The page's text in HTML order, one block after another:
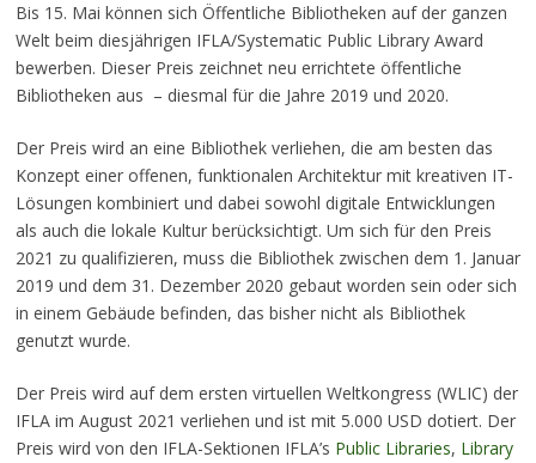
Bis 15. Mai können sich Öffentliche Bibliotheken auf der ganzen
Welt beim diesjährigen IFLA/Systematic Public Library Award
bewerben. Dieser Preis zeichnet neu errichtete öffentliche
Bibliotheken aus – diesmal für die Jahre 2019 und 2020.
Der Preis wird an eine Bibliothek verliehen, die am besten das
Konzept einer offenen, funktionalen Architektur mit kreativen IT-
Lösungen kombiniert und dabei sowohl digitale Entwicklungen
als auch die lokale Kultur berücksichtigt. Um sich für den Preis
2021 zu qualifizieren, muss die Bibliothek zwischen dem 1. Januar
2019 und dem 31. Dezember 2020 gebaut worden sein oder sich
in einem Gebäude befinden, das bisher nicht als Bibliothek
genutzt wurde.
Der Preis wird auf dem ersten virtuellen Weltkongress (WLIC) der
IFLA im August 2021 verliehen und ist mit 5.000 USD dotiert. Der
Preis wird von den IFLA-Sektionen IFLA’s Public Libraries, Library